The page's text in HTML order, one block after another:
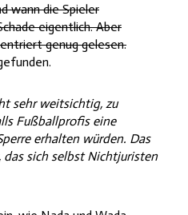
wann die Spieler
eigentlich. Aber
genug gelesen.
sehr weitsichtig, zu
Fußballprofis eine
erhalten würden. Das
sich selbst Nichtjuristen